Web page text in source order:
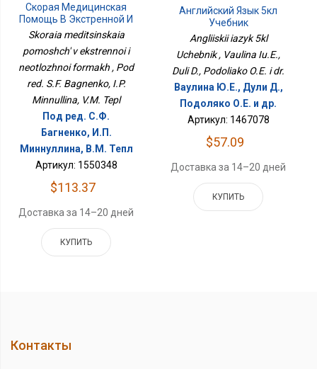
Скорая Медицинская
Помощь В Экстренной И
Неотложной Формах
Skoraia meditsinskaia
pomoshch' v ekstrennoi i
neotlozhnoi formakh , Pod
red. S.F. Bagnenko, I.P.
Minnullina, V.M. Tepl
Под ред. С.Ф.
Багненко, И.П.
Миннуллина, В.М. Тепл
Артикул: 1550348
$113.37
Доставка за 14–20 дней
КУПИТЬ
Английский Язык 5кл
Учебник
Angliiskii iazyk 5kl
Uchebnik , Vaulina Iu.E.,
Duli D., Podoliako O.E. i dr.
Ваулина Ю.Е., Дули Д.,
Подоляко О.Е. и др.
Артикул: 1467078
$57.09
Доставка за 14–20 дней
КУПИТЬ
Контакты